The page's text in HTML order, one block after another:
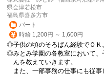
県会津若松市
福島県喜多方市
パート
時給 1,200円 ～ 1,600円
◎子供の頃のそろばん経験でＯＫ
◎みとみ学園の各教室において、
んを教えていきます。
また、一部事務の仕事にも従事